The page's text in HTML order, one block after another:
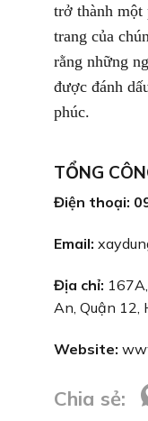
trở thành một
trang của
rằng những
được đánh
phúc.
TỔNG
Điện thoại:
Email:
Địa chỉ:
An, Quận 12,
Website:
Chia sẻ: